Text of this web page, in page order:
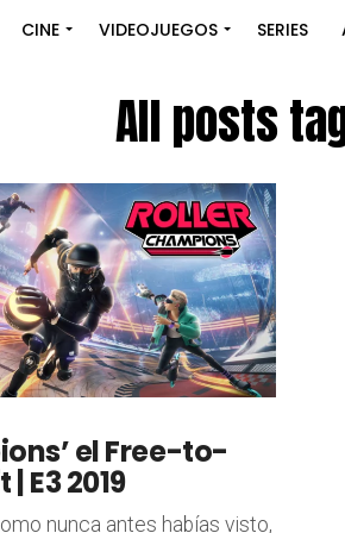
CINE VIDEOJUEGOS SERIES
All posts
el Free-to-
E3 2019
nunca antes habías visto,